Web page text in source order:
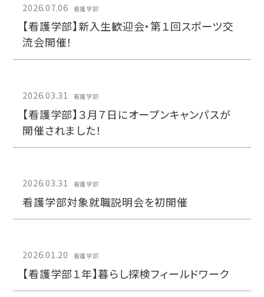
2026.07.06 看護学部
【看護学部】新入生歓迎会・第１回スポーツ交
流会開催！
2026.03.31 看護学部
【看護学部】３月７日にオープンキャンパスが
開催されました！
2026.03.31 看護学部
看護学部対象就職説明会を初開催
2026.01.20 看護学部
【看護学部１年】暮らし探検フィールドワーク